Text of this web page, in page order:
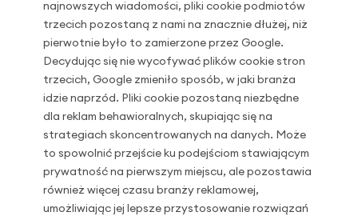
najnowszych wiadomości, pliki cookie podmiotów
trzecich pozostaną z nami na znacznie dłużej, niż
pierwotnie było to zamierzone przez Google.
Decydując się nie wycofywać plików cookie stron
trzecich, Google zmieniło sposób, w jaki branża
idzie naprzód. Pliki cookie pozostaną niezbędne
dla reklam behawioralnych, skupiając się na
strategiach skoncentrowanych na danych. Może
to spowolnić przejście ku podejściom stawiającym
prywatność na pierwszym miejscu, ale pozostawia
również więcej czasu branży reklamowej,
umożliwiając jej lepsze przystosowanie rozwiązań